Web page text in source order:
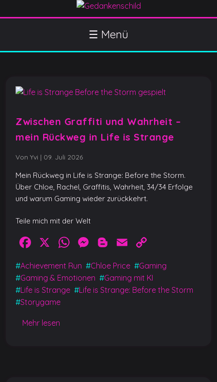
k
t
☰ Menü
Zwischen Graffiti und Wahrheit –
mein Rückweg in Life is Strange
Von Yvi | 09. Juli 2026
Mein Rückweg in Life is Strange: Before the Storm.
Über Chloe, Rachel, Graffitis, Wahrheit, 34/34 Erfolge
und warum Gaming wieder zurückkehrt.
Teile mich mit der Welt
F
a
c
e
b
o
X
W
h
at
s
M
e
ss
e
Bl
o
g
g
E
m
ai
l
o
p
y
#Achievement Run #Chloe Price #Gaming
#Gaming & Emotionen #Gaming mit KI
#Life is Strange #Life is Strange: Before the Storm
#Storygame
Mehr lesen